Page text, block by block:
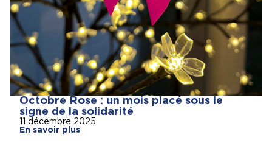
Octobre Rose : un mois placé sous le
signe de la solidarité
11 décembre 2025
En savoir plus